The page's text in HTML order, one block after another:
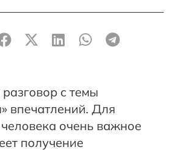
с темы
впечатлений. Для
очень важное
получение